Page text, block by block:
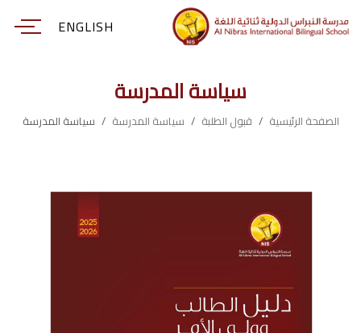
ENGLISH
سياسة المدرسة
الصفحة الرئيسية قبول الطلبة سياسة المدرسة سياسة المدرسة